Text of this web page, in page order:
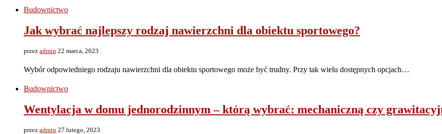
Budownictwo
Jak wybrać najlepszy rodzaj nawierzchni dla obiektu sportowego?
przez admin 22 marca, 2023
Wybór odpowiedniego rodzaju nawierzchni dla obiektu sportowego może być trudny. Przy tak wielu dostępnych opcjach…
Budownictwo
Wentylacja w domu jednorodzinnym – którą wybrać: mechaniczną czy
przez admin 27 lutego, 2023